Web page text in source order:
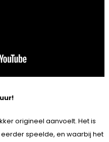
origineel aanvoelt. Het is
speelde, en waarbij het